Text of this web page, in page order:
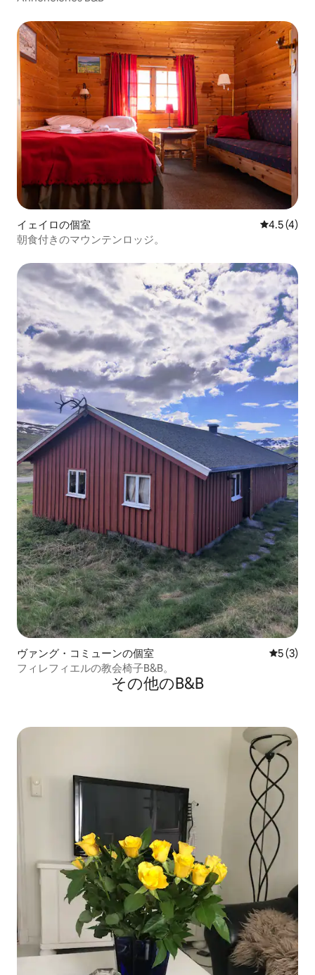
イェイロの個室 レビュー4
4.5 (4)
朝食付きのマウンテンロッジ。
ヴァング・コミューンの個室 レビュー
5 (3)
フィレフィエルの教会椅子B&B。
その他のB&B